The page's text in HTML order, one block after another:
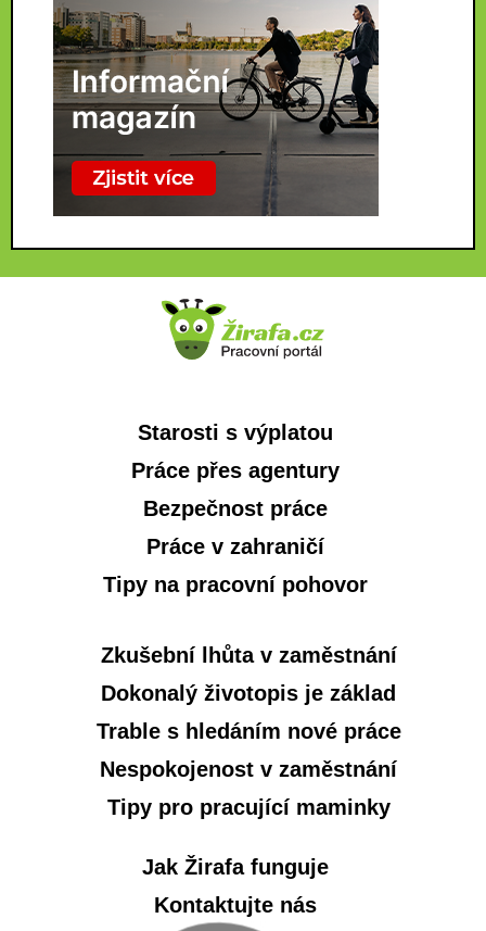
Starosti s výplatou
Práce přes agentury
Bezpečnost práce
Práce v zahraničí
Tipy na pracovní pohovor
Zkušební lhůta v zaměstnání
Dokonalý životopis je základ
Trable s hledáním nové práce
Nespokojenost v zaměstnání
Tipy pro pracující maminky
Jak Žirafa funguje
Kontaktujte nás